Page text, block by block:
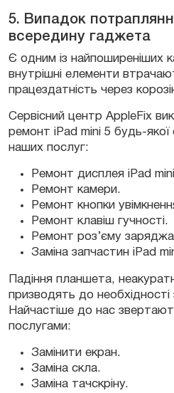
5. Випадок
всередину гаджета
Є одним із найпоширеніших
внутрішні елементи
працездатність через
Сервісний центр AppleFix
ремонт iPad mini 5 будь-якої
наших послуг:
Ремонт дисплея iPad
Ремонт камери.
Ремонт кнопки
Ремонт клавіш гучності.
Ремонт роз’єму
Заміна запчастин iPad
Падіння планшета,
призводять до
Найчастіше до нас
послугами:
Замінити екран.
Заміна скла.
Заміна тачскріну.